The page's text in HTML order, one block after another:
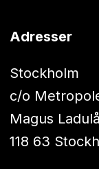
Adresser
Stockholm
c/o
Magus
118 63